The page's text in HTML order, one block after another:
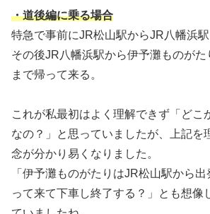
・道後編に乗る場合
特急で事前にJR松山駅からJR八幡浜駅
その後JR八幡浜駅から伊予灘ものが
まで帰って来る。
これが私最初はよく理解できず「どこ
なの？」と思っていましたが、上記を
念が分かり易くなりました。
「伊予灘ものがたりはJR松山駅から
って来て下車し終了する？」とも想像